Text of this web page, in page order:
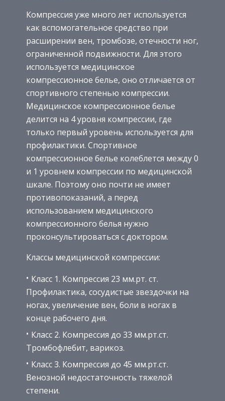
Компрессия уже много лет используется
как вспомогательное средство при
расширении вен, тромбозе, отечности ног,
ограниченной подвижности. Для этого
используется медицинское
компрессионное белье, оно отличается от
спортивного степенью компрессии.
Медицинское компрессионное белье
делится на 4 уровня компрессии, где
только первый уровень используется для
профилактики. Спортивное
компрессионное белье колеблется между 0
и 1 уровнем компрессии по медицинской
шкале. Поэтому оно почти не имеет
противопоказаний, а перед
использованием медицинского
компрессионного белья нужно
проконсультироваться с доктором.
Классы медицинской компрессии:
Класс 1. Компрессия 23 мм.рт. ст.
Профилактика, сосудистые звездочки на
ногах, увеличение вен, боли в ногах в
конце рабочего дня.
Класс 2. Компрессия до 33 мм.рт.ст.
Тромбофлебит, варикоз.
Класс 3. Компрессия до 45 мм.рт.ст.
Венозной недостаточность тяжелой
степени.